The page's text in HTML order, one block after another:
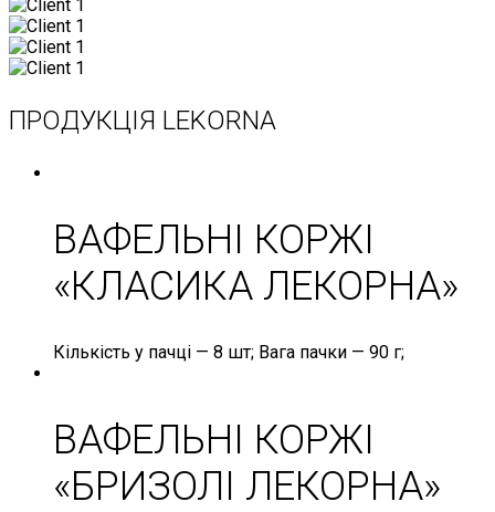
ПРОДУКЦІЯ LEKORNA
ВАФЕЛЬНІ КОРЖІ
«КЛАСИКА ЛЕКОРНА»
Кількість у пачці — 8 шт; Вага пачки — 90 г;
ВАФЕЛЬНІ КОРЖІ
«БРИЗОЛІ ЛЕКОРНА»